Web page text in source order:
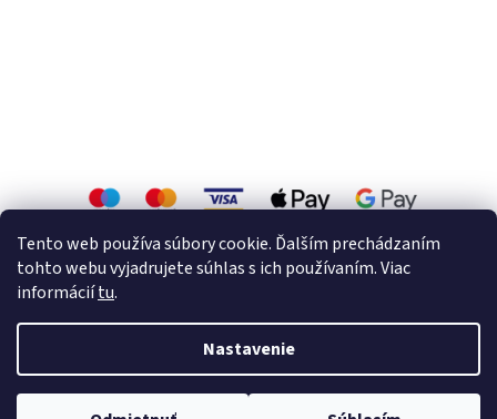
Tento web používa súbory cookie. Ďalším prechádzaním
tohto webu vyjadrujete súhlas s ich používaním. Viac
informáciítu.
Nastavenie
Copyright 2026Zárubne a interiérové dvere.. Všetky práva